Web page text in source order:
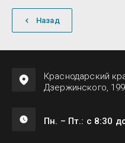
Назад
Краснодарский
Дзержинского, 199
Пн. – Пт.: с 8:30